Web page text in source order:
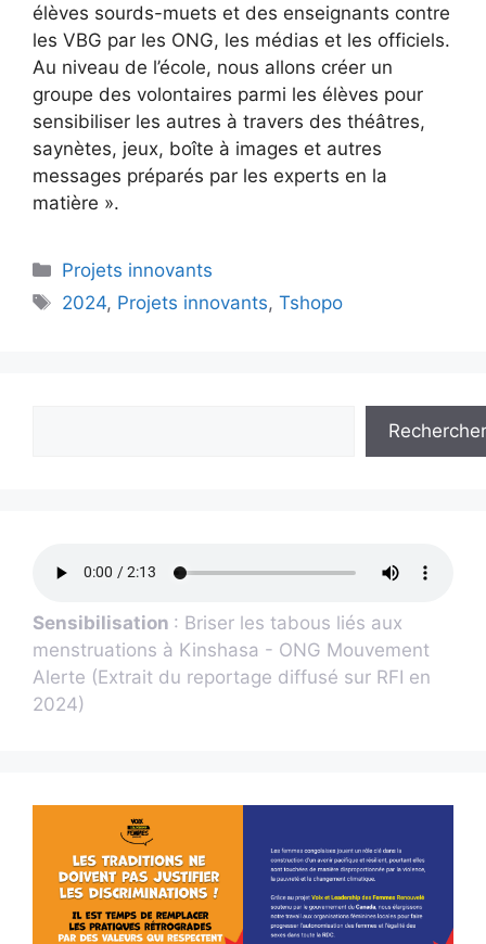
élèves sourds-muets et des enseignants contre
les VBG par les ONG, les médias et les officiels.
Au niveau de l’école, nous allons créer un
groupe des volontaires parmi les élèves pour
sensibiliser les autres à travers des théâtres,
saynètes, jeux, boîte à images et autres
messages préparés par les experts en la
matière ».
Projets innovants
2024, Projets innovants,Tshopo
Rechercher
Sensibilisation : Briser les tabous liés aux
menstruations à Kinshasa - ONG Mouvement
Alerte (Extrait du reportage diffusé sur RFI en
2024)